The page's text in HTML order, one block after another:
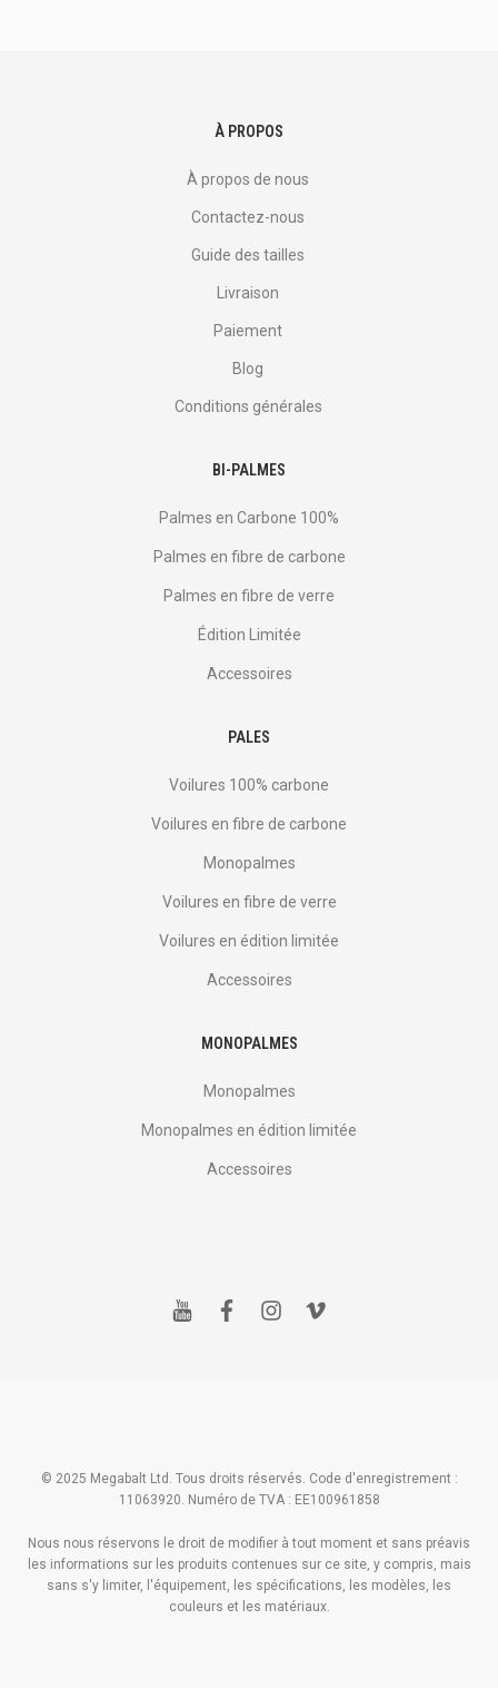
À PROPOS
À propos de nous
Contactez-nous
Guide des tailles
Livraison
Paiement
Blog
Conditions générales
BI-PALMES
Palmes en Carbone 100%
Palmes en fibre de carbone
Palmes en fibre de verre
Édition Limitée
Accessoires
PALES
Voilures 100% carbone
Voilures en fibre de carbone
Monopalmes
Voilures en fibre de verre
Voilures en édition limitée
Accessoires
MONOPALMES
Monopalmes
Monopalmes en édition limitée
Accessoires
y f i v
© 2025 Megabalt Ltd. Tous droits réservés. Code d'enregistrement :
11063920. Numéro de TVA : EE100961858
Nous nous réservons le droit de modifier à tout moment et sans préavis
les informations sur les produits contenues sur ce site, y compris, mais
sans s'y limiter, l'équipement, les spécifications, les modèles, les
couleurs et les matériaux.